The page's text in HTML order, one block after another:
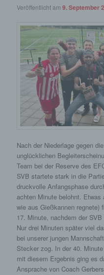
Veröffentlicht am9. September
Nach der Niederlage gegen
unglücklichen
Team bei der Reserve des
SVB startete stark in die
druckvolle Anfangsphase
achten Minute belohnt. Etwas
wie aus Gießkannen regnete)
17. Minute, nachdem der
Nur drei Minuten später viel
bei unserer jungen
Stecker zog. In der 40.
mit diesem Ergebnis ging es
Ansprache von Coach